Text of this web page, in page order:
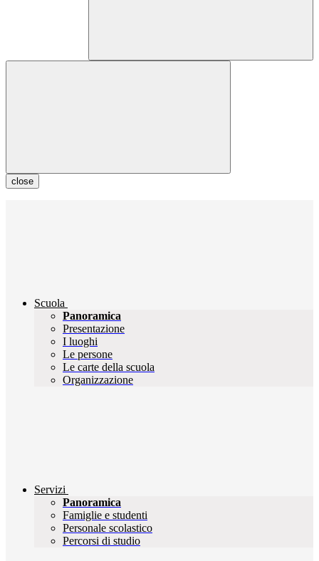
close
Scuola
Panoramica
Presentazione
I luoghi
Le persone
Le carte della scuola
Organizzazione
Servizi
Panoramica
Famiglie e studenti
Personale scolastico
Percorsi di studio